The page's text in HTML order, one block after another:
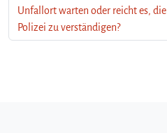
Unfallort warten oder reicht es, die
Polizei zu verständigen?